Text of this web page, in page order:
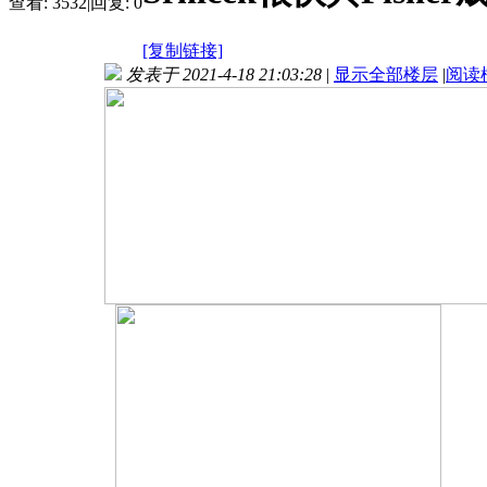
[复制链接]
发表于 2021-4-18 21:03:28 | 显示全部楼层 |阅读